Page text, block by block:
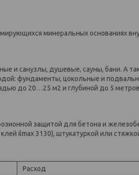
минеральных основаниях
и санузлы, душевые, сауны, бани. А
фундаменты, цокольные и
до 20…25 м2 и глубиной до 5
защитой для бетона и
ilmax 3130), штукатуркой или
Расход